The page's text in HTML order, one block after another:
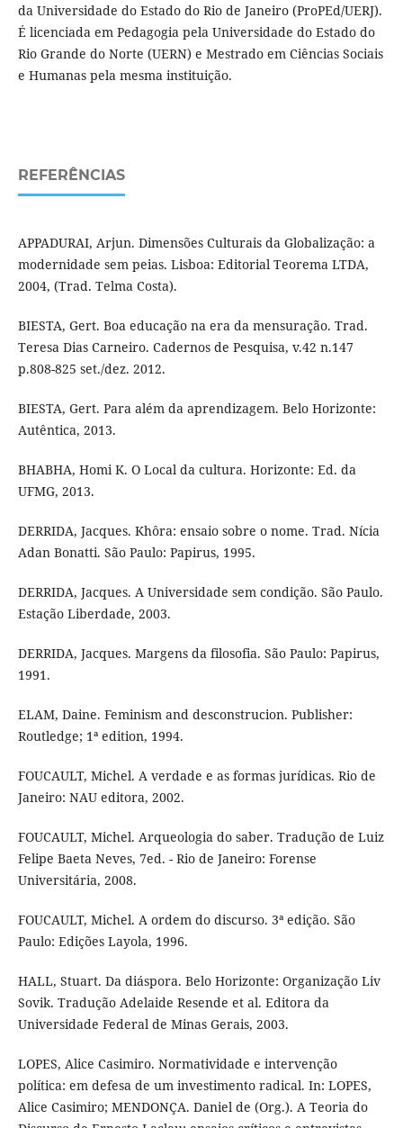
da Universidade do Estado do Rio de Janeiro (ProPEd/UERJ).
É licenciada em Pedagogia pela Universidade do Estado do
Rio Grande do Norte (UERN) e Mestrado em Ciências Sociais
e Humanas pela mesma instituição.
REFERÊNCIAS
APPADURAI, Arjun. Dimensões Culturais da Globalização: a
modernidade sem peias. Lisboa: Editorial Teorema LTDA,
2004, (Trad. Telma Costa).
BIESTA, Gert. Boa educação na era da mensuração. Trad.
Teresa Dias Carneiro. Cadernos de Pesquisa, v.42 n.147
p.808-825 set./dez. 2012.
BIESTA, Gert. Para além da aprendizagem. Belo Horizonte:
Autêntica, 2013.
BHABHA, Homi K. O Local da cultura. Horizonte: Ed. da
UFMG, 2013.
DERRIDA, Jacques. Khôra: ensaio sobre o nome. Trad. Nícia
Adan Bonatti. São Paulo: Papirus, 1995.
DERRIDA, Jacques. A Universidade sem condição. São Paulo.
Estação Liberdade, 2003.
DERRIDA, Jacques. Margens da filosofia. São Paulo: Papirus,
1991.
ELAM, Daine. Feminism and desconstrucion. Publisher:
Routledge; 1ª edition, 1994.
FOUCAULT, Michel. A verdade e as formas jurídicas. Rio de
Janeiro: NAU editora, 2002.
FOUCAULT, Michel. Arqueologia do saber. Tradução de Luiz
Felipe Baeta Neves, 7ed. - Rio de Janeiro: Forense
Universitária, 2008.
FOUCAULT, Michel. A ordem do discurso. 3ª edição. São
Paulo: Edições Layola, 1996.
HALL, Stuart. Da diáspora. Belo Horizonte: Organização Liv
Sovik. Tradução Adelaide Resende et al. Editora da
Universidade Federal de Minas Gerais, 2003.
LOPES, Alice Casimiro. Normatividade e intervenção
política: em defesa de um investimento radical. In: LOPES,
Alice Casimiro; MENDONÇA. Daniel de (Org.). A Teoria do